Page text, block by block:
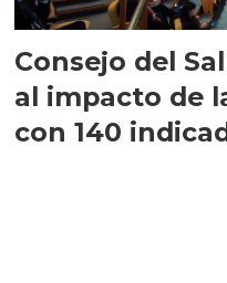
Consejo del
al impacto de
con 140